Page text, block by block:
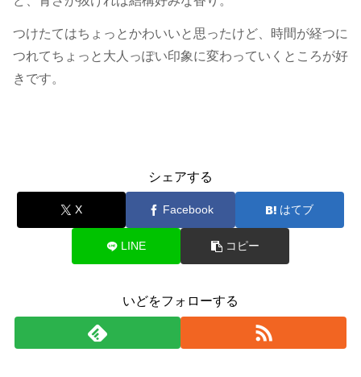
つけたてはちょっとかわいいと思ったけど、時間が経つに
つれてちょっと大人っぽい印象に変わっていくところが好
きです。
シェアする
X Facebook はてブ
LINE コピー
いどをフォローする